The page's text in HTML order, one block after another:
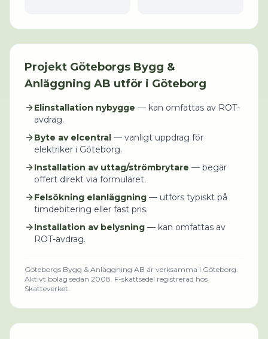
Projekt Göteborgs Bygg &
Anläggning AB utför i Göteborg
Elinstallation nybygge — kan omfattas av ROT-
avdrag.
Byte av elcentral — vanligt uppdrag för
elektriker i Göteborg.
Installation av uttag/strömbrytare — begär
offert direkt via formuläret.
Felsökning elanläggning — utförs typiskt på
timdebitering eller fast pris.
Installation av belysning — kan omfattas av
ROT-avdrag.
Göteborgs Bygg & Anläggning AB är verksamma i Göteborg.
Aktivt bolag sedan 2008. F-skattsedel registrerad hos
Skatteverket.